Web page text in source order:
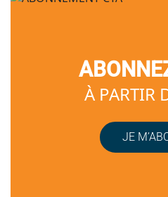
À PARTIR
JE